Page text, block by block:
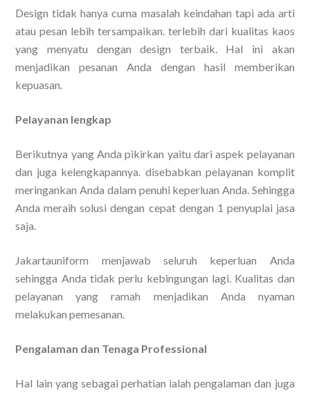
Design tidak hanya cuma masalah keindahan tapi ada arti
atau pesan lebih tersampaikan. terlebih dari kualitas kaos
yang menyatu dengan design terbaik. Hal ini akan
menjadikan pesanan Anda dengan hasil memberikan
kepuasan.
Pelayanan lengkap
Berikutnya yang Anda pikirkan yaitu dari aspek pelayanan
dan juga kelengkapannya. disebabkan pelayanan komplit
meringankan Anda dalam penuhi keperluan Anda. Sehingga
Anda meraih solusi dengan cepat dengan 1 penyuplai jasa
saja.
Jakartauniform menjawab seluruh keperluan Anda
sehingga Anda tidak perlu kebingungan lagi. Kualitas dan
pelayanan yang ramah menjadikan Anda nyaman
melakukan pemesanan.
Pengalaman dan Tenaga Professional
Hal lain yang sebagai perhatian ialah pengalaman dan juga